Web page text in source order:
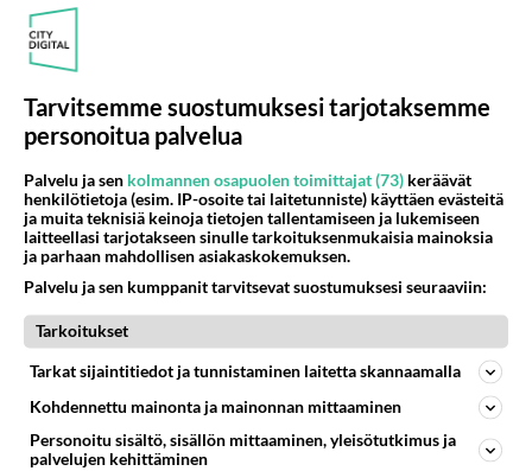
Tarvitsemme suostumuksesi tarjotaksemme
personoitua palvelua
Palvelu ja sen kolmannen osapuolen toimittajat (73) keräävät
henkilötietoja (esim. IP-osoite tai laitetunniste) käyttäen evästeitä
ja muita teknisiä keinoja tietojen tallentamiseen ja lukemiseen
laitteellasi tarjotakseen sinulle tarkoituksenmukaisia mainoksia
ja parhaan mahdollisen asiakaskokemuksen.
Palvelu ja sen kumppanit tarvitsevat suostumuksesi seuraaviin:
Tarkoitukset
Tarkat sijaintitiedot ja tunnistaminen laitetta skannaamalla
Kohdennettu mainonta ja mainonnan mittaaminen
Personoitu sisältö, sisällön mittaaminen, yleisötutkimus ja
palvelujen kehittäminen